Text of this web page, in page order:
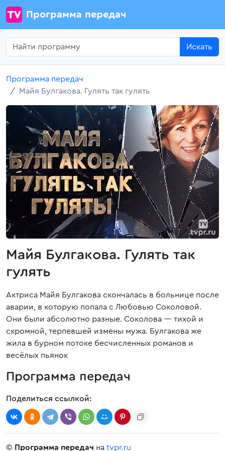
Программа передач
Искать
Программа передач
Майя Булгакова. Гулять так гулять
Майя Булгакова. Гулять так
гулять
Актриса Майя Булгакова скончалась в больнице после
аварии, в которую попала с Любовью Соколовой.
Они были абсолютно разные. Соколова — тихой и
скромной, терпевшей измены мужа. Булгакова же
жила в бурном потоке бесчисленных романов и
весёлых пьянок
Программа передач
Поделиться ссылкой:
© Программа передач на tvpr.ru